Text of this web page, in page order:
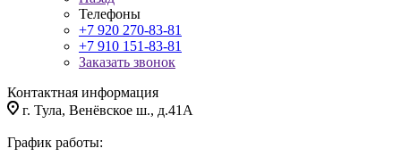
Телефоны
+7 920 270-83-81
+7 910 151-83-81
Заказать звонок
Контактная информация
г. Тула, Венёвское ш., д.41А
График работы: